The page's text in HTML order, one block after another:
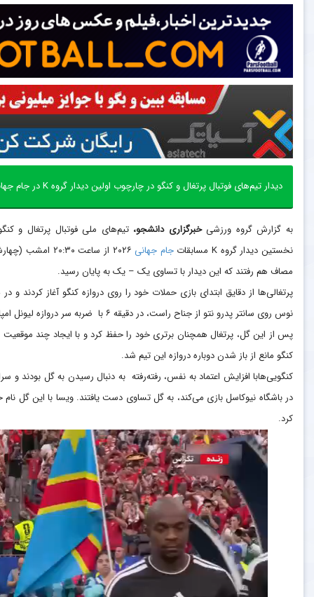
دیدار تیم‌های فوتبال پرتغال و کنگو در چارچوب اولین دیدار گروه K در جام جهانی ۲۰۲۶ با تساوی ۱-۱ به پایان رسید.
به گزارش گروه ورزشیخبرگزاری دانشجو، تیم‌های ملی فوتبال پرتغال و
نخستین دیدار گروه K مسابقات
جام جهانی
۲۰۲۶ از ساعت
مصاف هم رفتند که این دیدار با تساوی یک – یک به پایان رسید.
پرتغالی‌ها از دقایق ابتدای بازی حملات خود را روی دروازه کنگو آغاز
نوس روی سانتر پدرو نتو از جناح راست، در دقیقه ۶ با ضربه سر دروازه لیونل امپاسی سنگربان کنگو را بازی کرد.
پس از این گل، پرتغال همچنان برتری خود را حفظ کرد و با ایجاد چند موقعیت
کنگو مانع از باز شدن دوباره دروازه این تیم شد.
در باشگاه نیوکاسل بازی می‌کند، به گل تساوی دست یافتند. ویسا با این گل
کرد.